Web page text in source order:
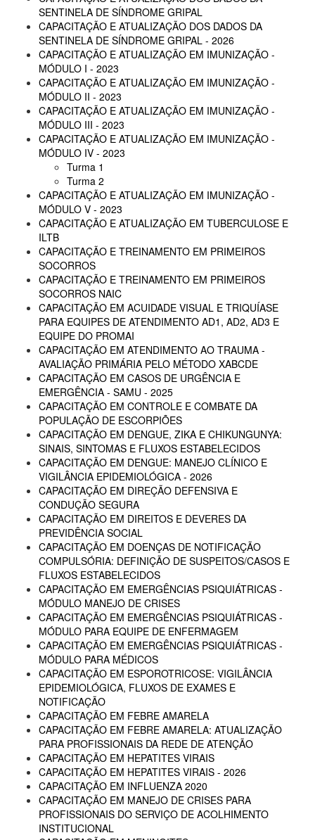
SENTINELA DE SÍNDROME GRIPAL
CAPACITAÇÃO E ATUALIZAÇÃO DOS DADOS DA
SENTINELA DE SÍNDROME GRIPAL - 2026
CAPACITAÇÃO E ATUALIZAÇÃO EM IMUNIZAÇÃO -
MÓDULO I - 2023
CAPACITAÇÃO E ATUALIZAÇÃO EM IMUNIZAÇÃO -
MÓDULO II - 2023
CAPACITAÇÃO E ATUALIZAÇÃO EM IMUNIZAÇÃO -
MÓDULO III - 2023
CAPACITAÇÃO E ATUALIZAÇÃO EM IMUNIZAÇÃO -
MÓDULO IV - 2023
Turma 1
Turma 2
CAPACITAÇÃO E ATUALIZAÇÃO EM IMUNIZAÇÃO -
MÓDULO V - 2023
CAPACITAÇÃO E ATUALIZAÇÃO EM TUBERCULOSE E
ILTB
CAPACITAÇÃO E TREINAMENTO EM PRIMEIROS
SOCORROS
CAPACITAÇÃO E TREINAMENTO EM PRIMEIROS
SOCORROS NAIC
CAPACITAÇÃO EM ACUIDADE VISUAL E TRIQUÍASE
PARA EQUIPES DE ATENDIMENTO AD1, AD2, AD3 E
EQUIPE DO PROMAI
CAPACITAÇÃO EM ATENDIMENTO AO TRAUMA -
AVALIAÇÃO PRIMÁRIA PELO MÉTODO XABCDE
CAPACITAÇÃO EM CASOS DE URGÊNCIA E
EMERGÊNCIA - SAMU - 2025
CAPACITAÇÃO EM CONTROLE E COMBATE DA
POPULAÇÃO DE ESCORPIÕES
CAPACITAÇÃO EM DENGUE, ZIKA E CHIKUNGUNYA:
SINAIS, SINTOMAS E FLUXOS ESTABELECIDOS
CAPACITAÇÃO EM DENGUE: MANEJO CLÍNICO E
VIGILÂNCIA EPIDEMIOLÓGICA - 2026
CAPACITAÇÃO EM DIREÇÃO DEFENSIVA E
CONDUÇÃO SEGURA
CAPACITAÇÃO EM DIREITOS E DEVERES DA
PREVIDÊNCIA SOCIAL
CAPACITAÇÃO EM DOENÇAS DE NOTIFICAÇÃO
COMPULSÓRIA: DEFINIÇÃO DE SUSPEITOS/CASOS E
FLUXOS ESTABELECIDOS
CAPACITAÇÃO EM EMERGÊNCIAS PSIQUIÁTRICAS -
MÓDULO MANEJO DE CRISES
CAPACITAÇÃO EM EMERGÊNCIAS PSIQUIÁTRICAS -
MÓDULO PARA EQUIPE DE ENFERMAGEM
CAPACITAÇÃO EM EMERGÊNCIAS PSIQUIÁTRICAS -
MÓDULO PARA MÉDICOS
CAPACITAÇÃO EM ESPOROTRICOSE: VIGILÂNCIA
EPIDEMIOLÓGICA, FLUXOS DE EXAMES E
NOTIFICAÇÃO
CAPACITAÇÃO EM FEBRE AMARELA
CAPACITAÇÃO EM FEBRE AMARELA: ATUALIZAÇÃO
PARA PROFISSIONAIS DA REDE DE ATENÇÃO
CAPACITAÇÃO EM HEPATITES VIRAIS
CAPACITAÇÃO EM HEPATITES VIRAIS - 2026
CAPACITAÇÃO EM INFLUENZA 2020
CAPACITAÇÃO EM MANEJO DE CRISES PARA
PROFISSIONAIS DO SERVIÇO DE ACOLHIMENTO
INSTITUCIONAL